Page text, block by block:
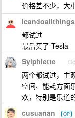
价格差不少，大
icandoallthings
都试过
最后买了 Tesla
Sylphiette
两个都试过，主
空间、能耗方面
欢，特别是乐道
cusuanan OP